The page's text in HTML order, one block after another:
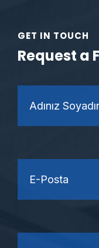
GET IN TOUCH
Request a